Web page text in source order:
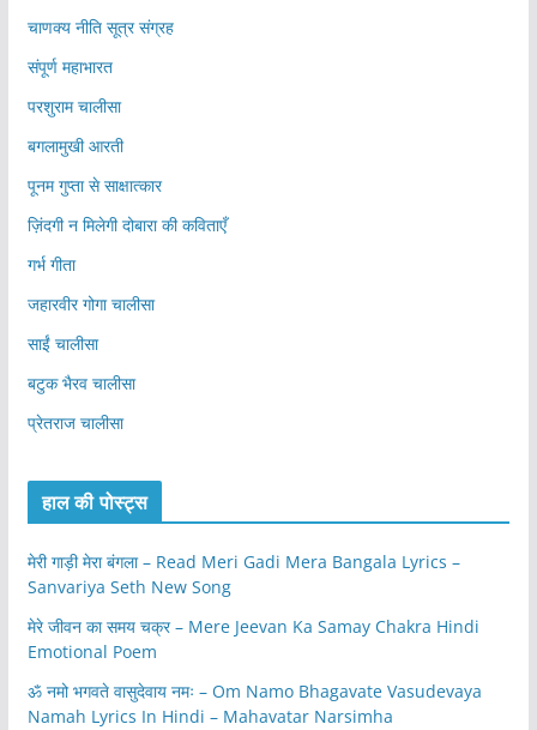
चाणक्य नीति सूत्र संग्रह
संपूर्ण महाभारत
परशुराम चालीसा
बगलामुखी आरती
पूनम गुप्ता से साक्षात्कार
ज़िंदगी न मिलेगी दोबारा की कविताएँ
गर्भ गीता
जहारवीर गोगा चालीसा
साईं चालीसा
बटुक भैरव चालीसा
प्रेतराज चालीसा
हाल की पोस्ट्स
मेरी गाड़ी मेरा बंगला – Read Meri Gadi Mera Bangala Lyrics –
Sanvariya Seth New Song
मेरे जीवन का समय चक्र – Mere Jeevan Ka Samay Chakra Hindi
Emotional Poem
ॐ नमो भगवते वासुदेवाय नमः – Om Namo Bhagavate Vasudevaya
Namah Lyrics In Hindi – Mahavatar Narsimha